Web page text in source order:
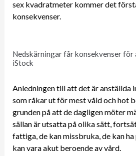
sex kvadratmeter kommer det
konsekvenser.
Nedskärningar får konsekvenser för
iStock
Anledningen till att det är anställda
som råkar ut för mest våld och hot
grunden på att de dagligen möter
sällan är utsatta på olika sätt,
fattiga, de kan missbruka, de kan
kan vara akut beroende av vård.